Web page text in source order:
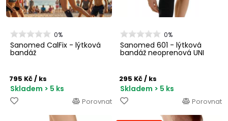
0%
Sanomed CalFix - lýtková
bandáž
795 Kč/ ks
Skladem > 5 ks
Porovnat
0%
Sanomed 601 - lýtková
bandáž neoprenová UNI
295 Kč/ ks
Skladem > 5 ks
Porovnat